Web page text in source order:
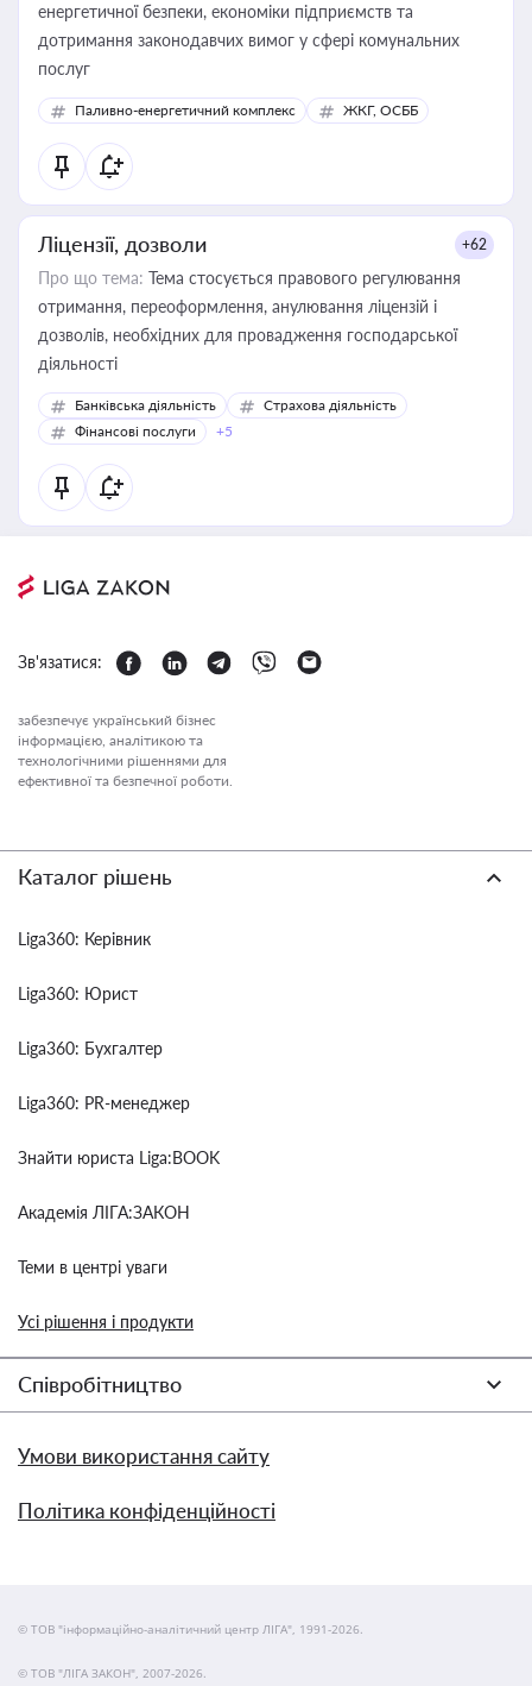
енергетичної безпеки, економіки підприємств та
дотримання законодавчих вимог у сфері комунальних
послуг
Паливно-енергетичний комплекс ЖКГ, ОСББ
Ліцензії, дозволи +62
Про що тема: Тема стосується правового регулювання
отримання, переоформлення, анулювання ліцензій і
дозволів, необхідних для провадження господарської
діяльності
Банківська діяльність
Страхова діяльність
Фінансові послуги
+5
Зв'язатися:
забезпечує український бізнес
інформацією, аналітикою та
технологічними рішеннями для
ефективної та безпечної роботи.
Каталог рішень
Liga360: Керівник
Liga360: Юрист
Liga360: Бухгалтер
Liga360: PR-менеджер
Знайти юриста Liga:BOOK
Академія ЛІГА:ЗАКОН
Теми в центрі уваги
Усі рішення і продукти
Співробітництво
Умови використання сайту
Політика конфіденційності
© ТОВ "інформаційно-аналітичний центр ЛІГА", 1991-2026.
© ТОВ "ЛІГА ЗАКОН", 2007-2026.